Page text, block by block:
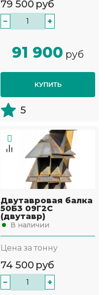
79 500 руб
− +
91 900 руб
КУПИТЬ
5
Двутавровая балка
50Б3 09Г2С
(двутавр)
В наличии
Цена за тонну
74 500 руб
− +